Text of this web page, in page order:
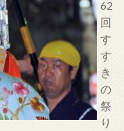
62
回
す
す
き
の
祭
り